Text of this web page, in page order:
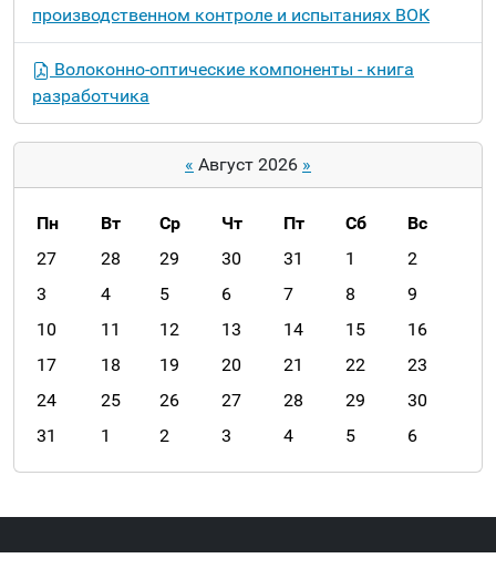
производственном контроле и испытаниях ВОК
Волоконно-оптические компоненты - книга
разработчика
« Август 2026 »
m
n
h
8
Пн Вт Ср Чт Пт Сб
Вс
27
28 29 30 31 1
2
3
4 5 6 7 8
9
10
11 12 13 14 15
16
17
18 19 20 21 22
23
24
25 26 27 28 29
30
31
1 2 3 4 5 6